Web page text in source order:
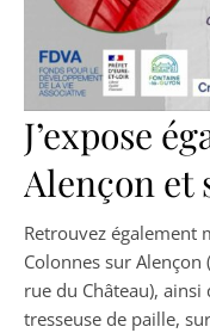
J’expose
Alençon et
Retrouvez également
Colonnes sur Alençon
rue du Château), ainsi
tresseuse de paille,